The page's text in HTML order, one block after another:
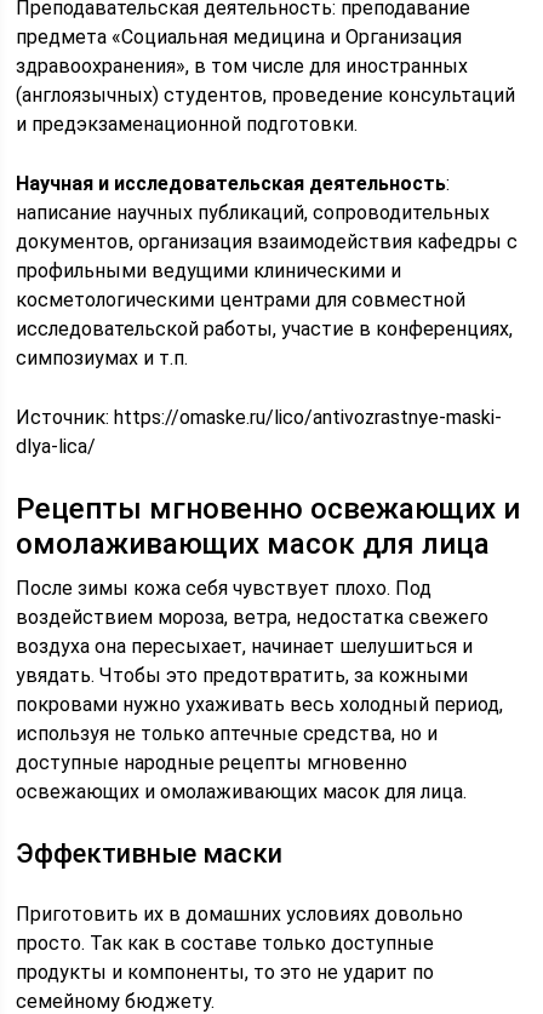
Преподавательская деятельность: преподавание
предмета «Социальная медицина и Организация
здравоохранения», в том числе для иностранных
(англоязычных) студентов, проведение консультаций
и предэкзаменационной подготовки.
Научная и исследовательская деятельность:
написание научных публикаций, сопроводительных
документов, организация взаимодействия кафедры с
профильными ведущими клиническими и
косметологическими центрами для совместной
исследовательской работы, участие в конференциях,
симпозиумах и т.п.
Источник:https://omaske.ru/lico/antivozrastnye-maski-
dlya-lica/
Рецепты мгновенно освежающих и
омолаживающих масок для лица
После зимы кожа себя чувствует плохо. Под
воздействием мороза, ветра, недостатка свежего
воздуха она пересыхает, начинает шелушиться и
увядать. Чтобы это предотвратить, за кожными
покровами нужно ухаживать весь холодный период,
используя не только аптечные средства, но и
доступные народные рецепты мгновенно
освежающих и омолаживающих масок для лица.
Эффективные маски
Приготовить их в домашних условиях довольно
просто. Так как в составе только доступные
продукты и компоненты, то это не ударит по
семейному бюджету.